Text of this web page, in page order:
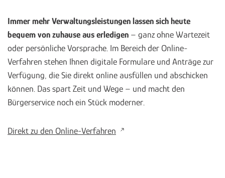
Immer mehr Verwaltungsleistungen lassen sich heute
bequem von zuhause aus erledigen – ganz ohne Wartezeit
oder persönliche Vorsprache. Im Bereich der Online-
Verfahren stehen Ihnen digitale Formulare und Anträge zur
Verfügung, die Sie direkt online ausfüllen und abschicken
können. Das spart Zeit und Wege – und macht den
Bürgerservice noch ein Stück moderner.
Direkt zu den Online-Verfahren